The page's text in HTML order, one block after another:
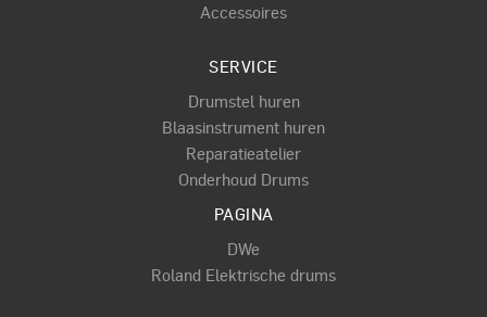
Accessoires
SERVICE
Drumstel huren
Blaasinstrument huren
Reparatieatelier
Onderhoud Drums
PAGINA
DWe
Roland Elektrische drums